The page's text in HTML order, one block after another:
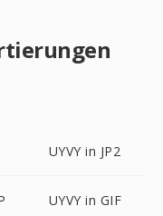
UYVY in JP2
UYVY in GIF